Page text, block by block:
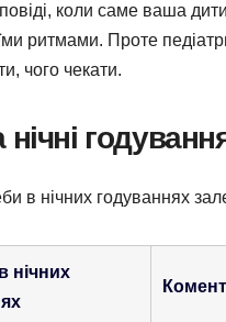
коли саме ваша
ритмами. Проте
чого чекати.
нічні
в нічних годуваннях
нічних